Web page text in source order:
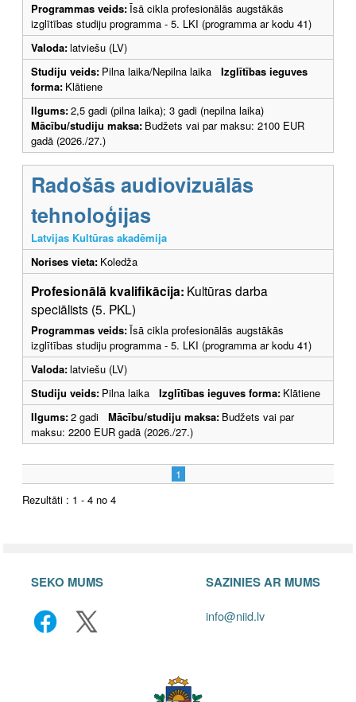
Programmas veids:Īsā cikla profesionālās augstākās
izglītības studiju programma - 5. LKI (programma ar kodu 41)
Valoda:latviešu (LV)
Studiju veids: Pilna laika/Nepilna laika Izglītības ieguves
forma: Klātiene
Ilgums:2,5 gadi (pilna laika); 3 gadi (nepilna laika)
Mācību/studiju maksa: Budžets vai par maksu: 2100 EUR
gadā (2026./27.)
Radošās audiovizuālās
tehnoloģijas
Latvijas Kultūras akadēmija
Norises vieta: Koledža
Profesionālā kvalifikācija: Kultūras darba
speciālists (5. PKL)
Programmas veids:Īsā cikla profesionālās augstākās
izglītības studiju programma - 5. LKI (programma ar kodu 41)
Valoda:latviešu (LV)
Studiju veids: Pilna laika Izglītības ieguves forma: Klātiene
Ilgums:2 gadi Mācību/studiju maksa: Budžets vai par
maksu: 2200 EUR gadā (2026./27.)
1
Rezultāti : 1 - 4 no 4
SEKO MUMS SAZINIES AR MUMS
info@niid.lv